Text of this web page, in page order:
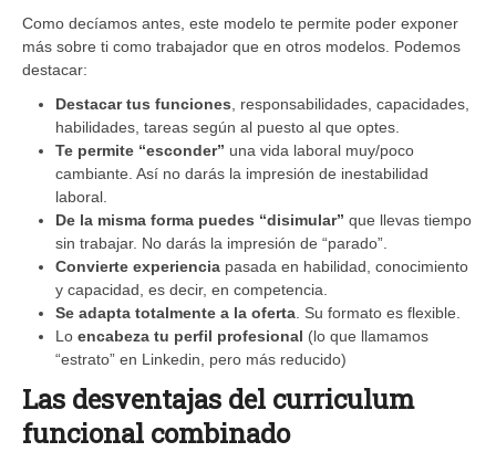
Como decíamos antes, este modelo te permite poder exponer
más sobre ti como trabajador que en otros modelos. Podemos
destacar:
Destacar tus funciones , responsabilidades, capacidades,
habilidades, tareas según al puesto al que optes.
Te permite “esconder” una vida laboral muy/poco
cambiante. Así no darás la impresión de inestabilidad
laboral.
De la misma forma puedes “disimular” que llevas tiempo
sin trabajar. No darás la impresión de “parado”.
Convierte experiencia pasada en habilidad, conocimiento
y capacidad, es decir, en competencia.
Se adapta totalmente a la oferta . Su formato es flexible.
Lo encabeza tu perfil profesional (lo que llamamos
“estrato” en Linkedin, pero más reducido)
Las desventajas del curriculum
funcional combinado